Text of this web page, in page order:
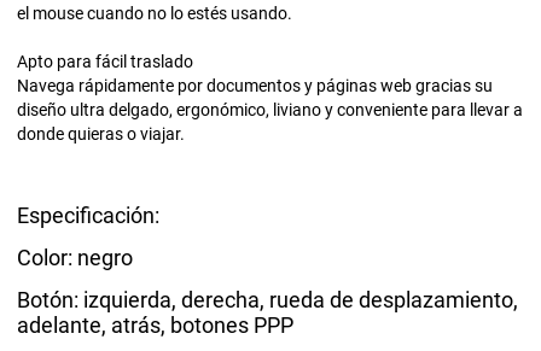
el mouse cuando no lo estés usando.
Apto para fácil traslado
Navega rápidamente por documentos y páginas web gracias su
diseño ultra delgado, ergonómico, liviano y conveniente para llevar a
donde quieras o viajar.
Especificación:
Color: negro
Botón: izquierda, derecha, rueda de desplazamiento,
adelante, atrás, botones PPP